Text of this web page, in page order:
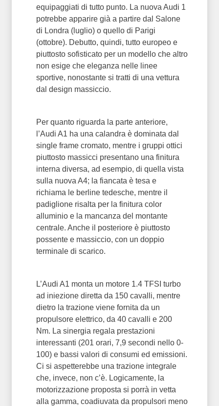
equipaggiati di tutto punto. La nuova Audi 1
potrebbe apparire già a partire dal Salone
di Londra (luglio) o quello di Parigi
(ottobre). Debutto, quindi, tutto europeo e
piuttosto sofisticato per un modello che altro
non esige che eleganza nelle linee
sportive, nonostante si tratti di una vettura
dal design massiccio.
Per quanto riguarda la parte anteriore,
l’Audi A1 ha una calandra è dominata dal
single frame cromato, mentre i gruppi ottici
piuttosto massicci presentano una finitura
interna diversa, ad esempio, di quella vista
sulla nuova A4; la fiancata è tesa e
richiama le berline tedesche, mentre il
padiglione risalta per la finitura color
alluminio e la mancanza del montante
centrale. Anche il posteriore è piuttosto
possente e massiccio, con un doppio
terminale di scarico.
L’Audi A1 monta un motore 1.4 TFSI turbo
ad iniezione diretta da 150 cavalli, mentre
dietro la trazione viene fornita da un
propulsore elettrico, da 40 cavalli e 200
Nm. La sinergia regala prestazioni
interessanti (201 orari, 7,9 secondi nello 0-
100) e bassi valori di consumi ed emissioni.
Ci si aspetterebbe una trazione integrale
che, invece, non c’è. Logicamente, la
motorizzazione proposta si porrà in vetta
alla gamma, coadiuvata da propulsori meno